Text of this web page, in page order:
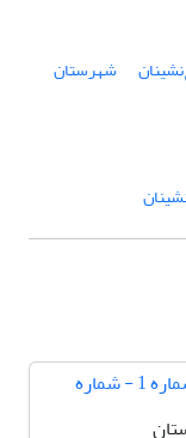
شهرستان
دوره 3، شماره 1 - شماره